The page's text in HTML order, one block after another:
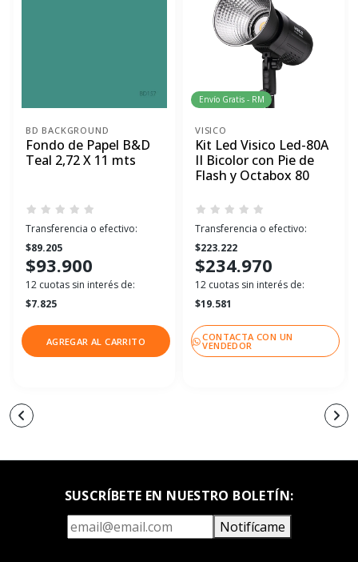
BD BACKGROUND
Fondo de Papel B&D
Teal 2,72 X 11 mts
Transferencia o efectivo:
$89.205
$93.900
12 cuotas sin interés de:
$7.825
AGREGAR AL CARRITO
Envío Gratis - RM
VISICO
Kit Led Visico Led-80A
II Bicolor con Pie de
Flash y Octabox 80
Transferencia o efectivo:
$223.222
$234.970
12 cuotas sin interés de:
$19.581
CONTACTA CON UN
VENDEDOR
SUSCRÍBETE EN NUESTRO BOLETÍN:
Notifícame